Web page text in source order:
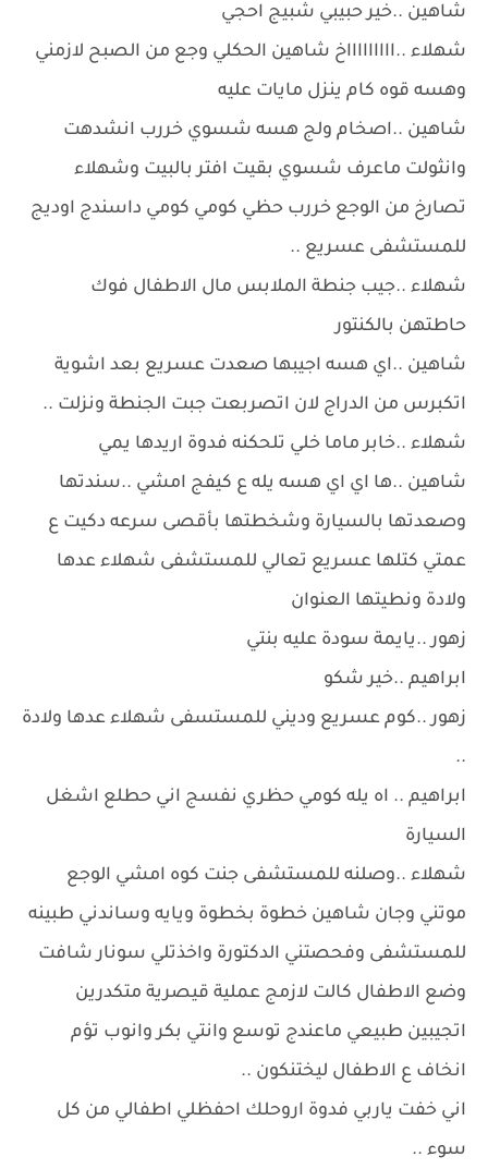
شاهين ..خير حبيبي شبيج احجي
شهلاء ..اااااااااخ شاهين الحكلي وجع من الصبح لازمني
وهسه قوه كام ينزل مايات عليه
شاهين ..اصخام ولج هسه شسوي خررب انشدهت
وانثولت ماعرف شسوي بقيت افتر بالبيت وشهلاء
تصارخ من الوجع خررب حظي كومي كومي داسندج اوديج
للمستشفى عسريع ..
شهلاء ..جيب جنطة الملابس مال الاطفال فوك
حاطتهن بالكنتور
شاهين ..اي هسه اجيبها صعدت عسريع بعد اشوية
اتكبرس من الدراج لان اتصربعت جبت الجنطة ونزلت ..
شهلاء ..خابر ماما خلي تلحكنه فدوة اريدها يمي
شاهين ..ها اي اي هسه يله ع كيفج امشي ..سندتها
وصعدتها بالسيارة وشخطتها بأقصى سرعه دكيت ع
عمتي كتلها عسريع تعالي للمستشفى شهلاء عدها
ولادة ونطيتها العنوان
زهور ..يايمة سودة عليه بنتي
ابراهيم ..خير شكو
زهور ..كوم عسريع وديني للمستسفى شهلاء عدها ولادة
..
ابراهيم .. اه يله كومي حظري نفسج اني حطلع اشغل
السيارة
شهلاء ..وصلنه للمستشفى جنت كوه امشي الوجع
موتني وجان شاهين خطوة بخطوة ويايه وساندني طبينه
للمستشفى وفحصتني الدكتورة واخذتلي سونار شافت
وضع الاطفال كالت لازمج عملية قيصرية متكدرين
اتجيبين طبيعي ماعندج توسع وانتي بكر وانوب تؤم
انخاف ع الاطفال ليختنكون ..
اني خفت ياربي فدوة اروحلك احفظلي اطفالي من كل
سوء ..